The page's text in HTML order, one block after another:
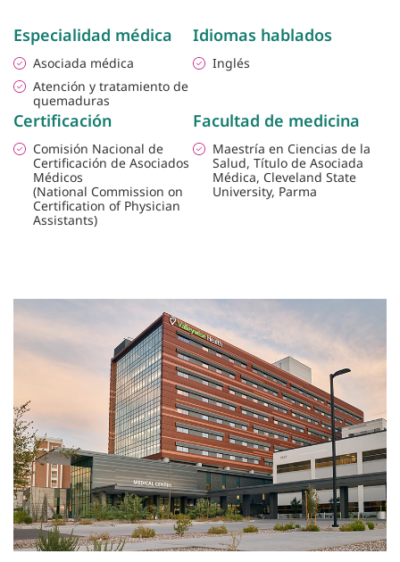
Especialidad médica
Asociada médica
Atención y tratamiento de
quemaduras
Idiomas hablados
Inglés
Certificación
Comisión Nacional de
Certificación de Asociados
Médicos
(National Commission on
Certification of Physician
Assistants)
Facultad de medicina
Maestría en Ciencias de la
Salud, Título de Asociada
Médica, Cleveland State
University, Parma